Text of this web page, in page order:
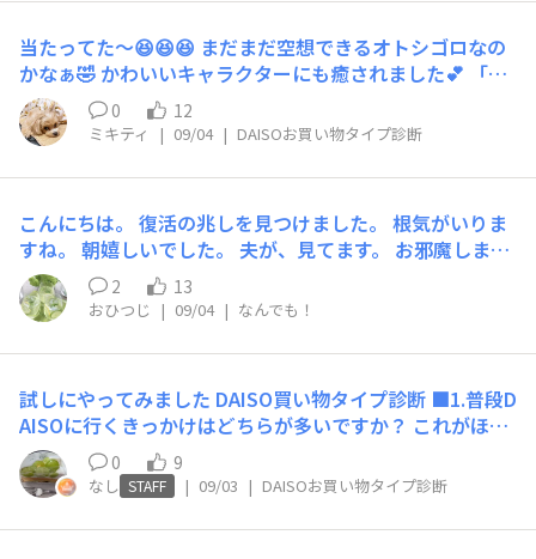
当たってた〜😆😆😆 まだまだ空想できるオトシゴロなの
かなぁ🤣 かわいいキャラクターにも癒されました💕 「ひ
らめきのカメレオン」さん、 「お世話好きのカンガル
ー」さん、 仲良くしてください。
0 12
ミキティ | 09/04 | DAISOお買い物タイプ診断
こんにちは。 復活の兆しを見つけました。 根気がいりま
すね。 朝嬉しいでした。 夫が、見てます。 お邪魔しまし
た。
2 13
おひつじ | 09/04 | なんでも！
試しにやってみました DAISO買い物タイプ診断 ■1.普段D
AISOに行くきっかけはどちらが多いですか？ これがほし
い！というアイテムがあり来店 ■2.お店へは基本的にど
んなスタイルで行きますか？ ひとりで自分のペースで見
て回るほうが気楽で好き ■3.DAISOに着いて最初にとる
行動は？ 寄り道せず、目的の商品の棚へまっすぐ向かう
0 9
なし STAFF | 09/03 | DAISOお買い物タイプ診断